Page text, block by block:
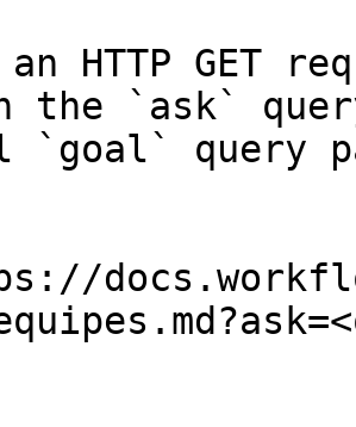
an HTTP GET
the `ask`
`goal` query